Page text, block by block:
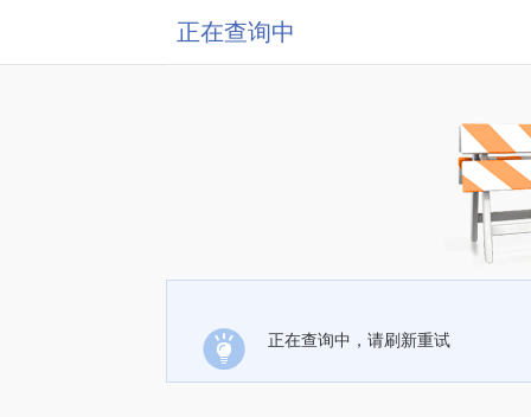
正在查询中
正在查询中，请刷新重试